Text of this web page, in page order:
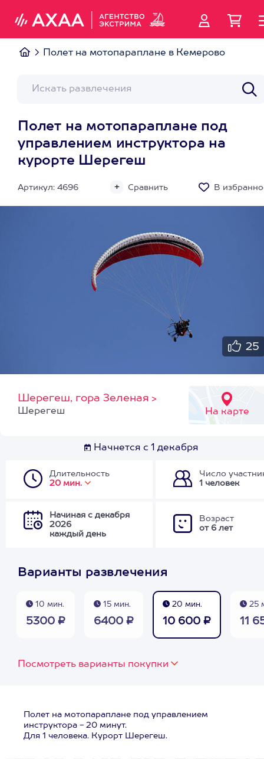
Полет на мотопараплане в Кемерово
Полет на мотопараплане под
управлением инструктора на
курорте Шерегеш
Артикул: 4696 Сравнить В
25
Шерегеш, гора Зеленая >
На карте
Шерегеш
Начнется с 1 декабря
Длительность
20 мин.
Число
1 человек
Начиная с декабря
2026
каждый день
Возраст
от 6 лет
Варианты развлечения
10 мин.
5300 ₽
15 мин.
6400 ₽
20 мин.
10 600 ₽
25
11
Посмотреть варианты покупки
Полет на мотопараплане под управлением
инструктора - 20 минут.
Для 1 человека. Курорт Шерегеш.